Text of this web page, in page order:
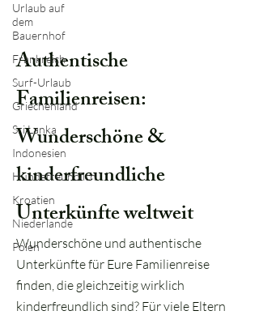
Urlaub auf
dem
Bauernhof
Frankreich
Surf-Urlaub
Griechenland
Sri Lanka
Indonesien
Hundefreundlich
Kroatien
Niederlande
Polen
Authentische
Familienreisen:
Wunderschöne &
kinderfreundliche
Unterkünfte weltweit
Wunderschöne und authentische
Unterkünfte für Eure Familienreise
finden, die gleichzeitig wirklich
kinderfreundlich sind? Für viele Eltern